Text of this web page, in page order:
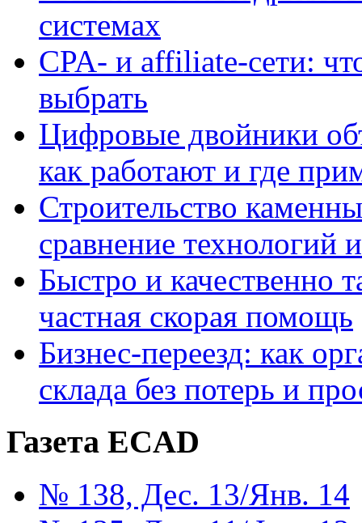
системах
CPA- и affiliate-сети:
выбрать
Цифровые двойники
как работают и где
Строительство
сравнение технологий
Быстро и качественно
частная скорая помощь
Бизнес-переезд: как
склада без потерь и
Газета ECAD
№ 138, Дес. 13/Янв. 14